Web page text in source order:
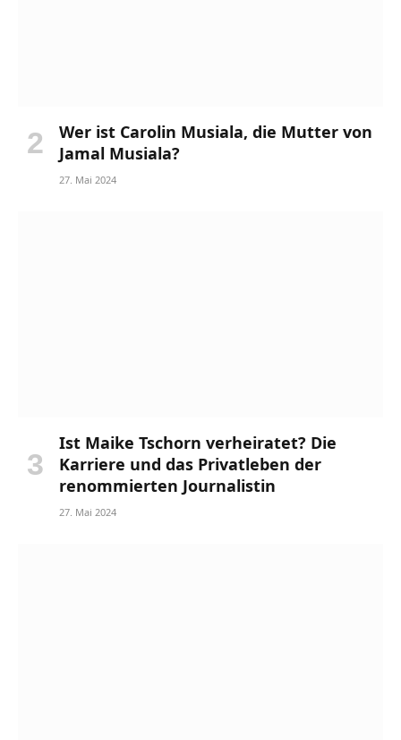
Wer ist Carolin Musiala, die Mutter von
Jamal Musiala?
27. Mai 2024
Ist Maike Tschorn verheiratet? Die
Karriere und das Privatleben der
renommierten Journalistin
27. Mai 2024